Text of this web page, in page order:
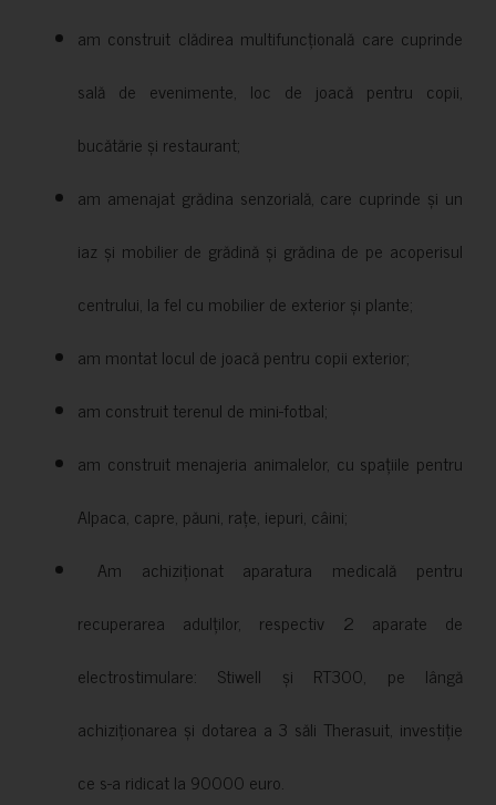
am construit clădirea multifuncțională care cuprinde
sală de evenimente, loc de joacă pentru copii,
bucătărie și restaurant;
am amenajat grădina senzorială, care cuprinde și un
iaz și mobilier de grădină și grădina de pe acoperisul
centrului, la fel cu mobilier de exterior și plante;
am montat locul de joacă pentru copii exterior;
am construit terenul de mini-fotbal;
am construit menajeria animalelor, cu spațiile pentru
Alpaca, capre, păuni, rațe, iepuri, câini;
Am achiziționat aparatura medicală pentru
recuperarea adulților, respectiv 2 aparate de
electrostimulare: Stiwell și RT300, pe lângă
achiziționarea și dotarea a 3 săli Therasuit, investiție
ce s-a ridicat la 90000 euro.